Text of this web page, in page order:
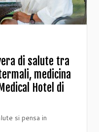
di salute tra
medicina
Hotel di
si pensa in